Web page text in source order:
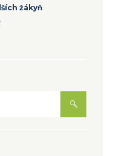
žákyň